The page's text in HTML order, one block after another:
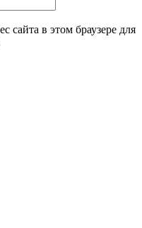
сайта в этом браузере для